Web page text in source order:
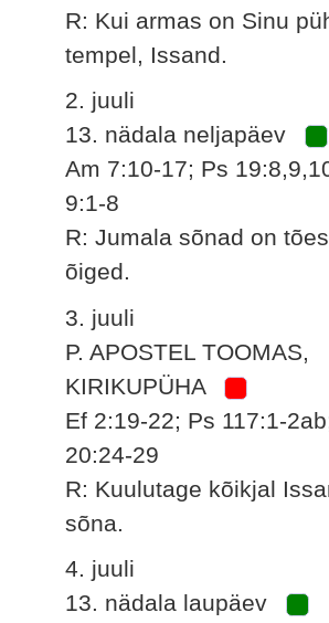
R: Kui armas on Sinu
tempel, Issand.
2. juuli
13. nädala neljapäev
Am 7:10-17; Ps
9:1-8
R: Jumala sõnad on
õiged.
3. juuli
P. APOSTEL TOOMAS,
KIRIKUPÜHA
Ef 2:19-22; Ps 117:1-
20:24-29
R: Kuulutage kõikjal
sõna.
4. juuli
13. nädala laupäev